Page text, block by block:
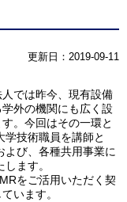
更新日：2019-09-11
では昨今、現有設備
外の機関にも広く設
。今回はその一環と
学技術職員を講師と
よび、各種共用事業に
ます。
をご活用いただく契
います。